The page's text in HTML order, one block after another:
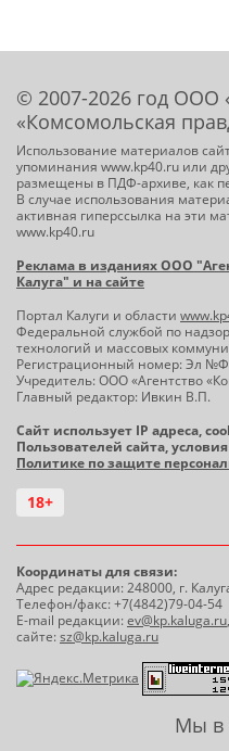
© 2007-2026 год ООО
«Комсомольская
Использование материалов
упоминания www.kp40.ru или
размещены в ПДФ-архиве, как
В случае использования
активная гиперссылка на эти
www.kp40.ru
Реклама в изданиях ООО
Калуга" и на сайте
Портал Калуги и области
Федеральной службой по
технологий и массовых
Регистрационный номер: Эл
Учредитель: ООО «Агентство
Главный редактор: Ивкин В.П.
Сайт использует IP адреса,
Пользователей сайта,
Политике по защите
18+
Координаты для связи:
Адрес редакции: 248000, г.
Телефон/факс: +7(4842)79-04-54
E-mail редакции:ev@kp.kaluga.ru,
сайте:sz@kp.kaluga.ru
Мы в